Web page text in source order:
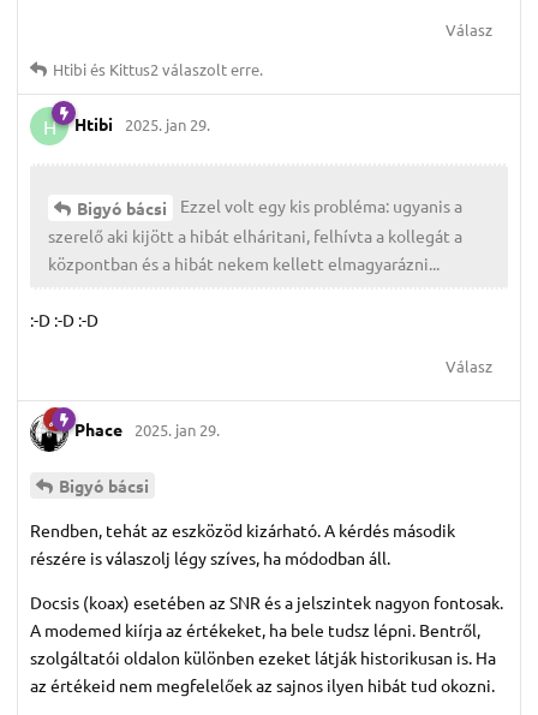
Válasz
Htibiés Kittus2 válaszolt erre.
H Htibi 2025. jan 29.
Bigyó bácsi
Ezzel volt egy kis probléma: ugyanis a
szerelő aki kijött a hibát elháritani, felhívta a kollegát a
központban és a hibát nekem kellett elmagyarázni...
:-D :-D :-D
Válasz
Phace 2025. jan 29.
Bigyó bácsi
Rendben, tehát az eszközöd kizárható. A kérdés második
részére is válaszolj légy szíves, ha módodban áll.
Docsis (koax) esetében az SNR és a jelszintek nagyon fontosak.
A modemed kiírja az értékeket, ha bele tudsz lépni. Bentről,
szolgáltatói oldalon különben ezeket látják historikusan is. Ha
az értékeid nem megfelelőek az sajnos ilyen hibát tud okozni.